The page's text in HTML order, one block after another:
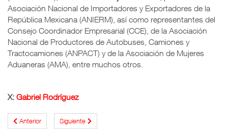
Asociación Nacional de Importadores y Exportadores de la
República Mexicana (ANIERM), así como representantes del
Consejo Coordinador Empresarial (CCE), de la Asociación
Nacional de Productores de Autobuses, Camiones y
Tractocamiones (ANPACT) y de la Asociación de Mujeres
Aduaneras (AMA), entre muchos otros.
X: Gabriel Rodríguez
Anterior Siguiente